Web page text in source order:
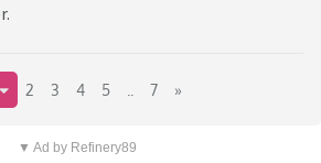
2 3 4 5 7 »
▼ Ad by Refinery89